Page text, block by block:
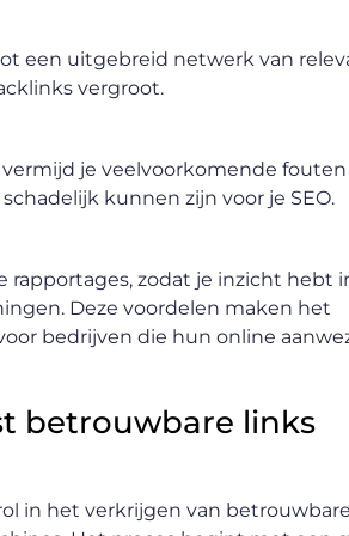
een uitgebreid netwerk van
vergroot.
je veelvoorkomende fouten
kunnen zijn voor je SEO.
rapportages, zodat je inzicht hebt
Deze voordelen maken het
bedrijven die hun online
betrouwbare links
in het verkrijgen van